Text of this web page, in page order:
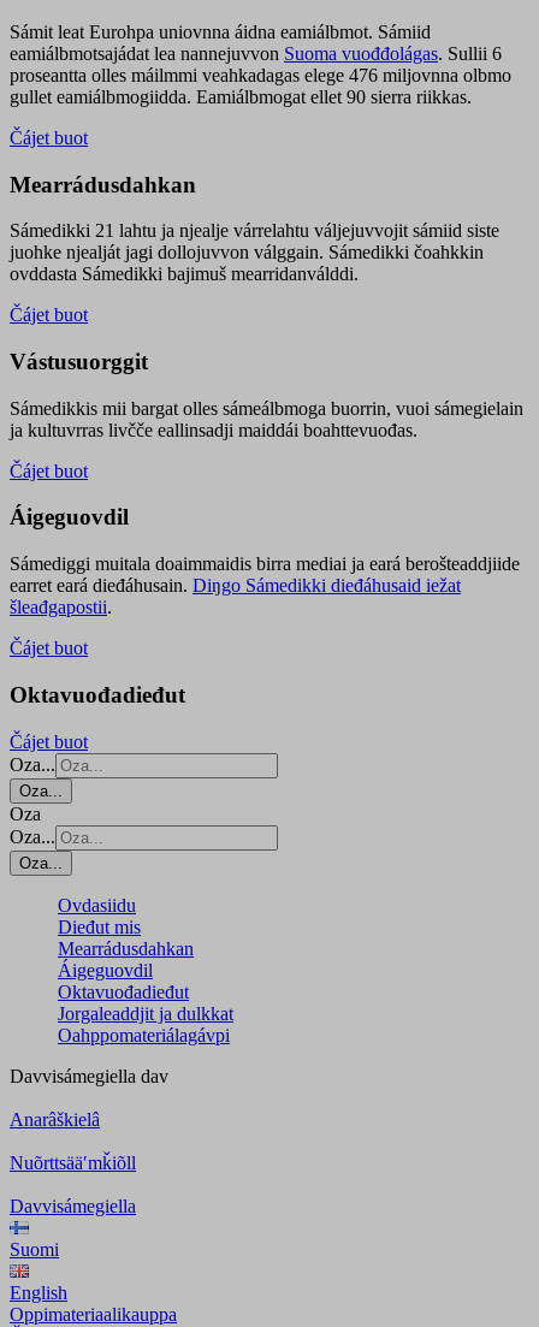
Sámit leat Eurohpa uniovnna áidna eamiálbmot. Sámiid
eamiálbmotsajádat lea nannejuvvon Suoma vuođđolágas. Sullii 6
proseantta olles máilmmi veahkadagas elege 476 miljovnna olbmo
gullet eamiálbmogiidda. Eamiálbmogat ellet 90 sierra riikkas.
Čájet buot
Mearrádusdahkan
Sámedikki 21 lahtu ja njealje várrelahtu váljejuvvojit sámiid siste
juohke njealját jagi dollojuvvon válggain. Sámedikki čoahkkin
ovddasta Sámedikki bajimuš mearridanválddi.
Čájet buot
Vástusuorggit
Sámedikkis mii bargat olles sámeálbmoga buorrin, vuoi sámegielain
ja kultuvrras livčče eallinsadji maiddái boahttevuođas.
Čájet buot
Áigeguovdil
Sámediggi muitala doaimmaidis birra mediai ja eará berošteaddjiide
earret eará dieđáhusain. Diŋgo Sámedikki dieđáhusaid iežat
šleađgapostii.
Čájet buot
Oktavuođadieđut
Čájet buot
Oza...
Oza...
Oza
Oza...
Oza...
Ovdasiidu
Dieđut mis
Mearrádusdahkan
Áigeguovdil
Oktavuođadieđut
Jorgaleaddjit ja dulkkat
Oahppomateriálagávpi
Davvisámegiella dav
Anarâškielâ
Nuõrttsääʹmǩiõll
Davvisámegiella
Suomi
English
Oppimateriaalikauppa